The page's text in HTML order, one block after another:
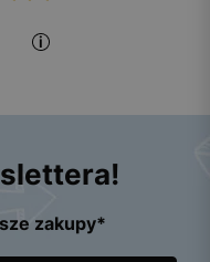
zakupy*